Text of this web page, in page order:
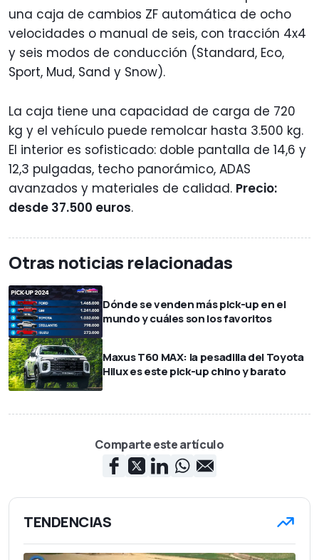
una caja de cambios ZF automática de ocho
velocidades o manual de seis, con tracción 4x4
y seis modos de conducción (Standard, Eco,
Sport, Mud, Sand y Snow).
La caja tiene una capacidad de carga de 720
kg y el vehículo puede remolcar hasta 3.500 kg.
El interior es sofisticado: doble pantalla de 14,6 y
12,3 pulgadas, techo panorámico, ADAS
avanzados y materiales de calidad. Precio:
desde 37.500 euros.
Otras noticias relacionadas
Dónde se venden más pick-up en el
mundo y cuáles son los favoritos
Maxus T60 MAX: la pesadilla del Toyota
Hilux es este pick-up chino y barato
Comparte este artículo
TENDENCIAS